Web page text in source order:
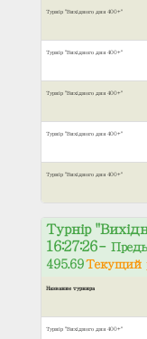
Турнір "Вихідного дня 400+"
Турнір "Вихідного дня 400+"
Турнір "Вихідного дня 400+"
Турнір "Вихідного дня 400+"
Турнір "Вихідного дня 400+"
Турнір
16:27:26–
495.69Текущий
Название турнира
Турнір "Вихідного дня 400+"